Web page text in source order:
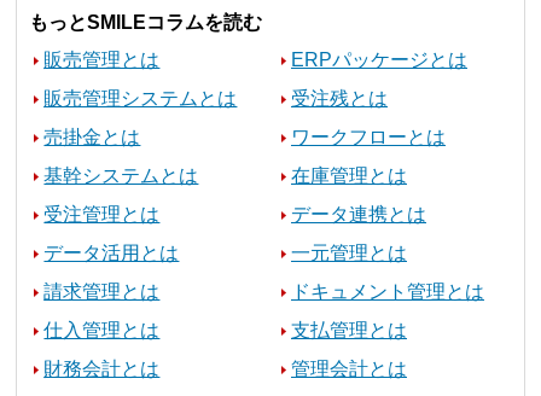
もっとSMILEコラムを読む
販売管理とは
ERPパッケージとは
販売管理システムとは
受注残とは
売掛金とは
ワークフローとは
基幹システムとは
在庫管理とは
受注管理とは
データ連携とは
データ活用とは
一元管理とは
請求管理とは
ドキュメント管理とは
仕入管理とは
支払管理とは
財務会計とは
管理会計とは